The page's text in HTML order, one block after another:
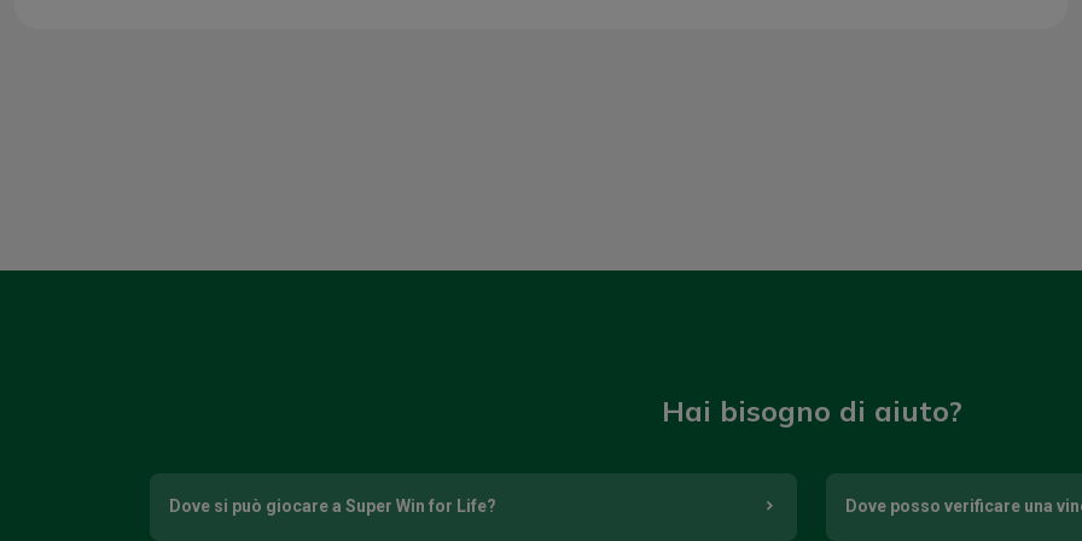
Hai bisogno di aiuto?
Dove si può giocare a Super Win for Life? Dove posso verificare una